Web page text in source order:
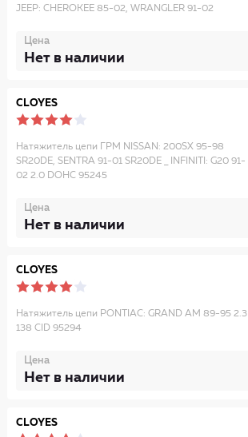
JEEP: CHEROKEE 85-02, WRANGLER 91-02
Цена
Нет в наличии
CLOYES
Натяжитель цепи ГРМ NISSAN: 200SX 95-98
SR20DE, SENTRA 91-01 SR20DE _ INFINITI: G20 91-
02 2.0 DOHC 95245
Цена
Нет в наличии
CLOYES
Натяжитель цепи PONTIAC: GRAND AM 89-95 2.3
138 CID 95294
Цена
Нет в наличии
CLOYES